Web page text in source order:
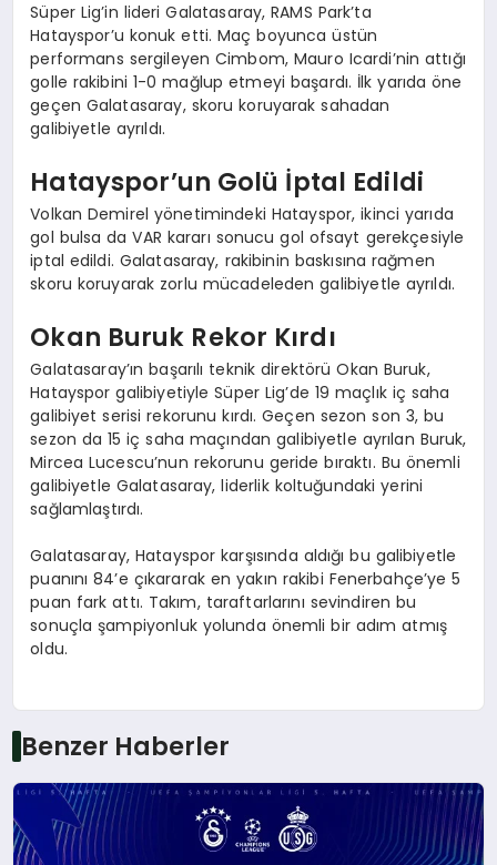
Süper Lig’in lideri Galatasaray, RAMS Park’ta
Hatayspor’u konuk etti. Maç boyunca üstün
performans sergileyen Cimbom, Mauro Icardi’nin attığı
golle rakibini 1-0 mağlup etmeyi başardı. İlk yarıda öne
geçen Galatasaray, skoru koruyarak sahadan
galibiyetle ayrıldı.
Hatayspor’un Golü İptal Edildi
Volkan Demirel yönetimindeki Hatayspor, ikinci yarıda
gol bulsa da VAR kararı sonucu gol ofsayt gerekçesiyle
iptal edildi. Galatasaray, rakibinin baskısına rağmen
skoru koruyarak zorlu mücadeleden galibiyetle ayrıldı.
Okan Buruk Rekor Kırdı
Galatasaray’ın başarılı teknik direktörü Okan Buruk,
Hatayspor galibiyetiyle Süper Lig’de 19 maçlık iç saha
galibiyet serisi rekorunu kırdı. Geçen sezon son 3, bu
sezon da 15 iç saha maçından galibiyetle ayrılan Buruk,
Mircea Lucescu’nun rekorunu geride bıraktı. Bu önemli
galibiyetle Galatasaray, liderlik koltuğundaki yerini
sağlamlaştırdı.
Galatasaray, Hatayspor karşısında aldığı bu galibiyetle
puanını 84’e çıkararak en yakın rakibi Fenerbahçe’ye 5
puan fark attı. Takım, taraftarlarını sevindiren bu
sonuçla şampiyonluk yolunda önemli bir adım atmış
oldu.
Benzer Haberler